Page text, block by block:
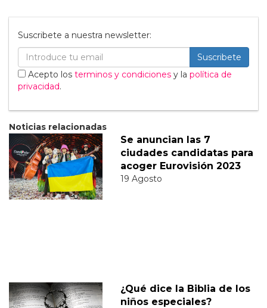
Suscribete a nuestra newsletter:
Suscribete
Acepto los terminos y condiciones y la política de
privacidad.
Noticias relacionadas
Se anuncian las 7
ciudades candidatas para
acoger Eurovisión 2023
19 Agosto
¿Qué dice la Biblia de los
niños especiales?